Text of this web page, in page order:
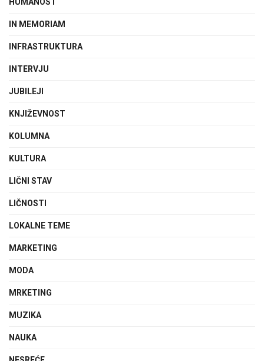
HUMANOST
IN MEMORIAM
INFRASTRUKTURA
INTERVJU
JUBILEJI
KNJIŽEVNOST
KOLUMNA
KULTURA
LIČNI STAV
LIČNOSTI
LOKALNE TEME
MARKETING
MODA
MRKETING
MUZIKA
NAUKA